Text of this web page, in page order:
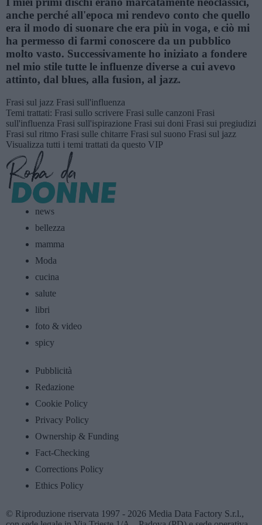
anche perché all'epoca mi rendevo conto che quello
era il modo di suonare che era più in voga, e ciò mi
ha permesso di farmi conoscere da un pubblico
molto vasto. Successivamente ho iniziato a fondere
nel mio stile tutte le influenze diverse a cui avevo
attinto, dal blues, alla fusion, al jazz.
Frasi sul jazz Frasi sull'influenza
Temi trattati: Frasi sullo scrivere Frasi sulle canzoni Frasi
sull'influenza Frasi sull'ispirazione Frasi sui doni Frasi sui pregiudizi
Frasi sul ritmo Frasi sulle chitarre Frasi sul suono Frasi sul jazz
Visualizza tutti i temi trattati da questo VIP
news
bellezza
mamma
Moda
cucina
salute
libri
foto & video
spicy
Pubblicità
Redazione
Cookie Policy
Privacy Policy
Ownership & Funding
Fact-Checking
Corrections Policy
Ethics Policy
© Riproduzione riservata 1997 - 2026 Media Data Factory S.r.l.,